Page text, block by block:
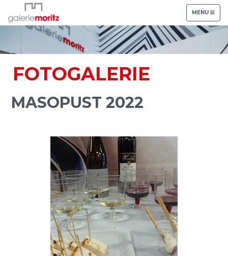
TOGGLE
NAVIGATION
MENU
FOTOGALERIE
MASOPUST 2022